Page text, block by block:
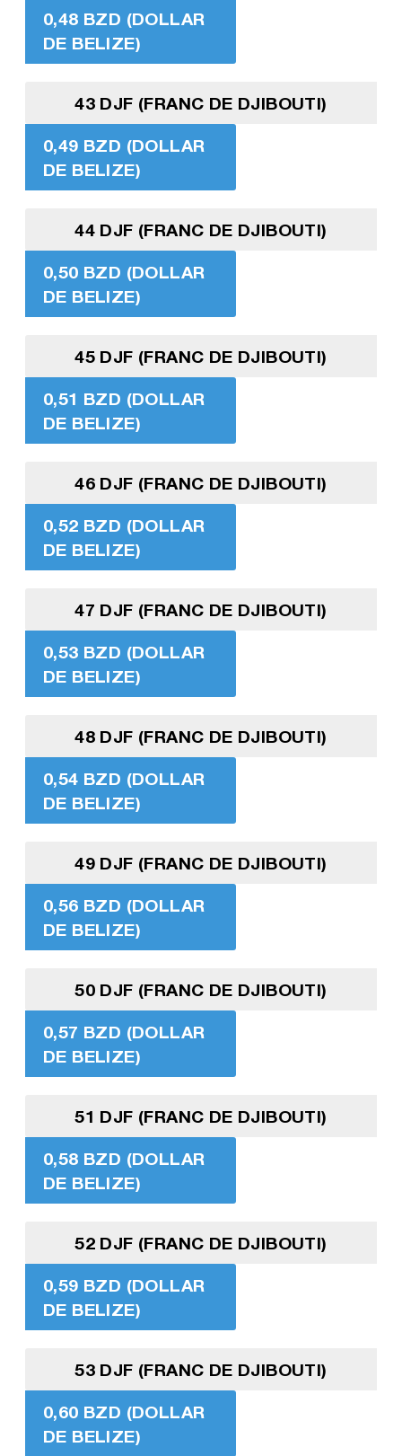
0,48 BZD (DOLLAR
DE BELIZE)
43 DJF (FRANC DE DJIBOUTI)
0,49 BZD (DOLLAR
DE BELIZE)
44 DJF (FRANC DE DJIBOUTI)
0,50 BZD (DOLLAR
DE BELIZE)
45 DJF (FRANC DE DJIBOUTI)
0,51 BZD (DOLLAR
DE BELIZE)
46 DJF (FRANC DE DJIBOUTI)
0,52 BZD (DOLLAR
DE BELIZE)
47 DJF (FRANC DE DJIBOUTI)
0,53 BZD (DOLLAR
DE BELIZE)
48 DJF (FRANC DE DJIBOUTI)
0,54 BZD (DOLLAR
DE BELIZE)
49 DJF (FRANC DE DJIBOUTI)
0,56 BZD (DOLLAR
DE BELIZE)
50 DJF (FRANC DE DJIBOUTI)
0,57 BZD (DOLLAR
DE BELIZE)
51 DJF (FRANC DE DJIBOUTI)
0,58 BZD (DOLLAR
DE BELIZE)
52 DJF (FRANC DE DJIBOUTI)
0,59 BZD (DOLLAR
DE BELIZE)
53 DJF (FRANC DE DJIBOUTI)
0,60 BZD (DOLLAR
DE BELIZE)